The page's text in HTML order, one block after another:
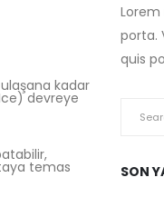
kadar
devreye
temas
porta.
quis
SON